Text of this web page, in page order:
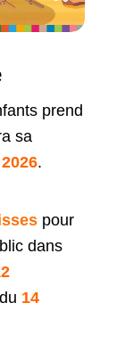
prend
sa
.
pour
dans
14